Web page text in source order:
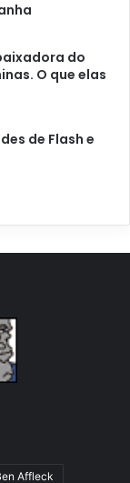
do
O que elas
de Flash e
Affleck